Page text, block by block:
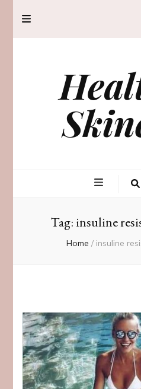
Tag: insuline
Home / insuline